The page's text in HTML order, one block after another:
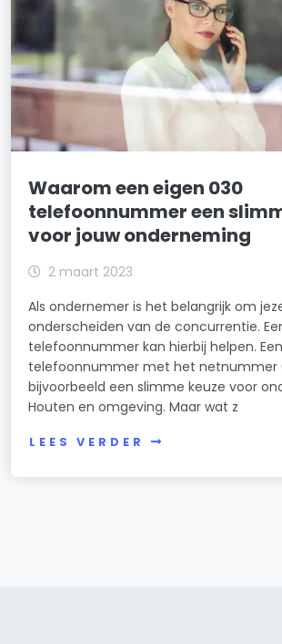
Waarom een eigen 030
telefoonnummer een
voor jouw onderneming
2 maart 2023
Als ondernemer is het belangrijk om
onderscheiden van de concurrentie.
telefoonnummer kan hierbij helpen. Een
telefoonnummer met het netnummer
bijvoorbeeld een slimme keuze voor
Houten en omgeving. Maar wat z
LEES VERDER